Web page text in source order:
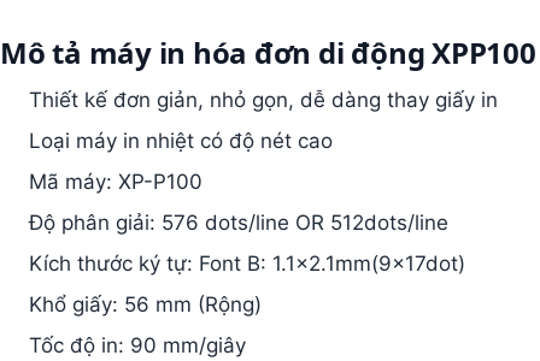
Mô tả máy in hóa đơn di động XPP100
Thiết kế đơn giản, nhỏ gọn, dễ dàng thay giấy in
Loại máy in nhiệt có độ nét cao
Mã máy: XP-P100
Độ phân giải: 576 dots/line OR 512dots/line
Kích thước ký tự: Font B: 1.1×2.1mm(9×17dot)
Khổ giấy: 56 mm (Rộng)
Tốc độ in: 90 mm/giây